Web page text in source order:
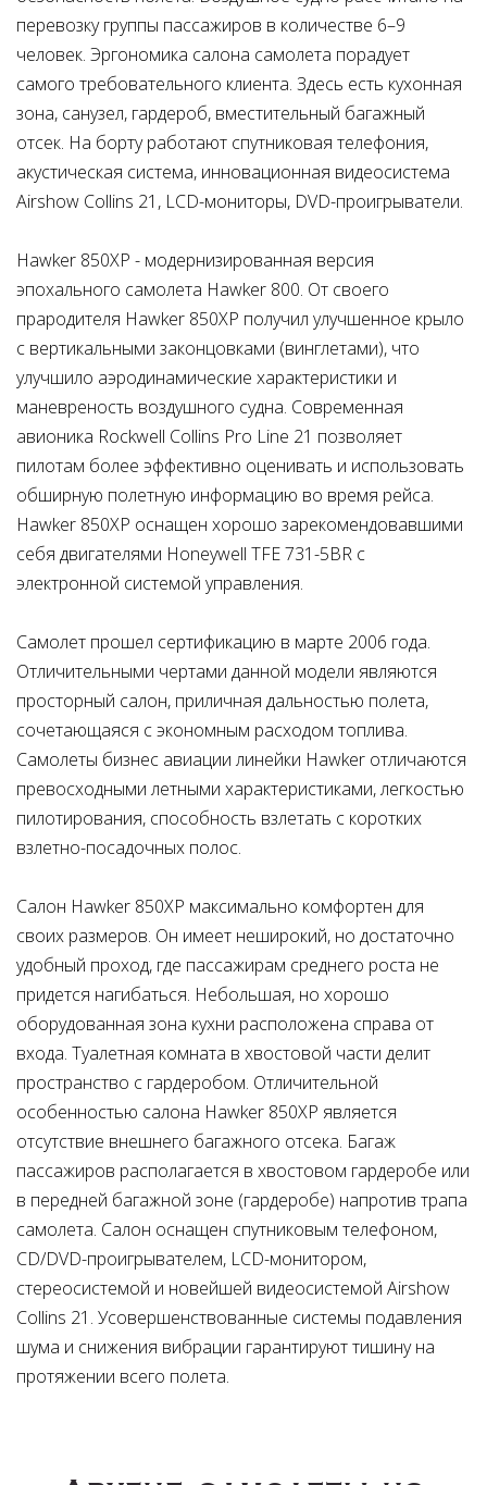
перевозку группы пассажиров в количестве 6–9
человек. Эргономика салона самолета порадует
самого требовательного клиента. Здесь есть кухонная
зона, санузел, гардероб, вместительный багажный
отсек. На борту работают спутниковая телефония,
акустическая система, инновационная видеосистема
Airshow Collins 21, LCD-мониторы, DVD-проигрыватели.
Hawker 850XP - модернизированная версия
эпохального самолета Hawker 800. От своего
прародителя Hawker 850XP получил улучшенное крыло
с вертикальными законцовками (винглетами), что
улучшило аэродинамические характеристики и
маневреность воздушного судна. Современная
авионика Rockwell Collins Pro Line 21 позволяет
пилотам более эффективно оценивать и использовать
обширную полетную информацию во время рейса.
Hawker 850XP оснащен хорошо зарекомендовавшими
себя двигателями Honeywell TFE 731-5BR с
электронной системой управления.
Самолет прошел сертификацию в марте 2006 года.
Отличительными чертами данной модели являются
просторный салон, приличная дальностью полета,
сочетающаяся с экономным расходом топлива.
Самолеты бизнес авиации линейки Hawker отличаются
превосходными летными характеристиками, легкостью
пилотирования, способность взлетать с коротких
взлетно-посадочных полос.
Салон Hawker 850XP максимально комфортен для
своих размеров. Он имеет неширокий, но достаточно
удобный проход, где пассажирам среднего роста не
придется нагибаться. Небольшая, но хорошо
оборудованная зона кухни расположена справа от
входа. Туалетная комната в хвостовой части делит
пространство с гардеробом. Отличительной
особенностью салона Hawker 850XP является
отсутствие внешнего багажного отсека. Багаж
пассажиров располагается в хвостовом гардеробе или
в передней багажной зоне (гардеробе) напротив трапа
самолета. Салон оснащен спутниковым телефоном,
CD/DVD-проигрывателем, LCD-монитором,
стереосистемой и новейшей видеосистемой Airshow
Collins 21. Усовершенствованные системы подавления
шума и снижения вибрации гарантируют тишину на
протяжении всего полета.